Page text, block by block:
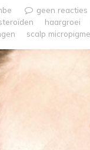
geen reacties
haargroei
scalp